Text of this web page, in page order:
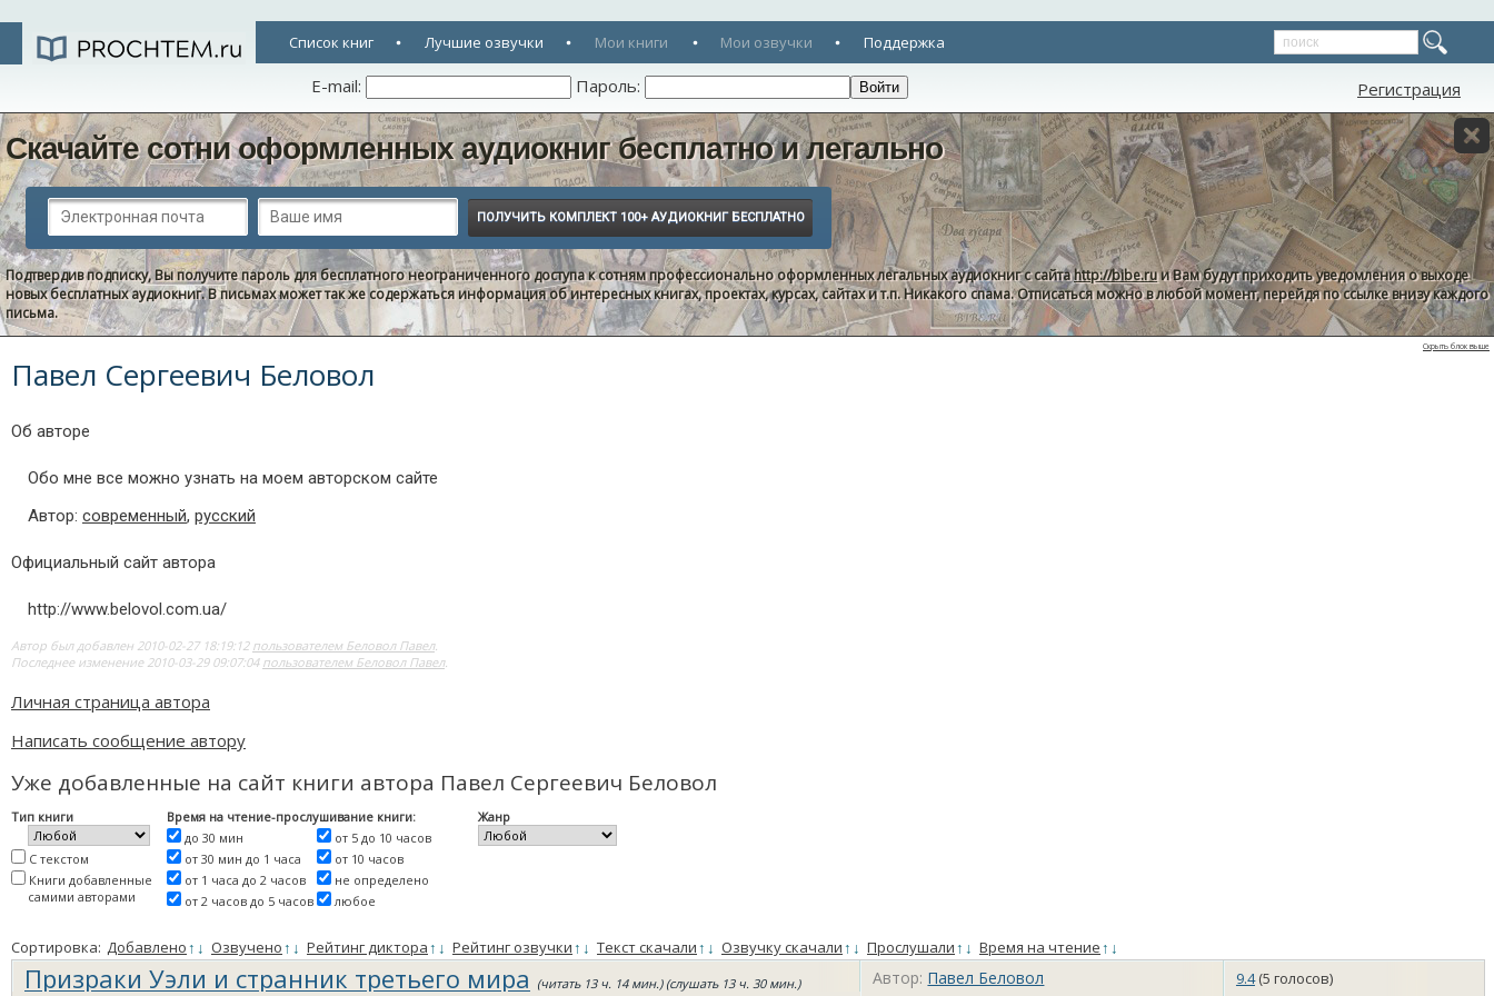
Список книг Лучшие озвучки Мои книги Мои озвучки Поддержка
E-mail: Пароль: Регистрация
Скачайте сотни оформленных аудиокниг бесплатно и легально
Подтвердив подписку, Вы получите пароль для бесплатного неограниченного доступа к сотням профессионально оформленных легальных аудиокниг с сайтаhttp://bibe.ruи Вам будут приходить уведомления о выходе
новых бесплатных аудиокниг. В письмах может так же содержаться информация об интересных книгах, проектах, курсах, сайтах и т.п. Никакого спама. Отписаться можно в любой момент, перейдя по ссылке внизу каждого
письма.
Скрыть блок выше
Павел Сергеевич Беловол
Об авторе
Обо мне все можно узнать на моем авторском сайте
Автор: современный, русский
Официальный сайт автора
http://www.belovol.com.ua/
Автор был добавлен 2010-02-27 18:19:12 пользователем Беловол Павел.
Последнее изменение 2010-03-29 09:07:04 пользователем Беловол Павел.
Личная страница автора
Написать сообщение автору
Уже добавленные на сайт книги автора Павел Сергеевич Беловол
Тип книги
С текстом
Книги добавленные
самими авторами
Время на чтение-прослушивание книги:
до 30 мин
от 30 мин до 1 часа
от 1 часа до 2 часов
от 2 часов до 5 часов
от 5 до 10 часов
от 10 часов
не определено
любое
Жанр
Сортировка: Добавлено↑ ↓ Озвучено↑ ↓ Рейтинг диктора↑ ↓ Рейтинг озвучки↑ ↓ Текст скачали↑ ↓ Озвучку скачали↑ ↓ Прослушали↑ ↓ Время на чтение↑ ↓
Призраки Уэли и странник третьего мира (читать 13 ч. 14 мин.) (слушать 13 ч. 30 мин.) Автор: Павел Беловол 9.4(5 голосов)